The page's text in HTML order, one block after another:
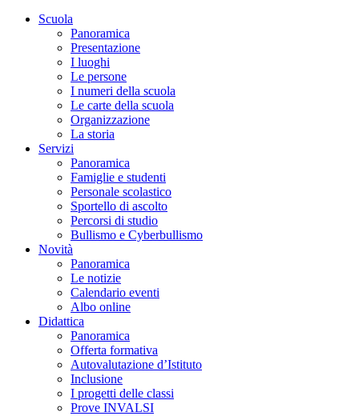
Scuola
Panoramica
Presentazione
I luoghi
Le persone
I numeri della scuola
Le carte della scuola
Organizzazione
La storia
Servizi
Panoramica
Famiglie e studenti
Personale scolastico
Sportello di ascolto
Percorsi di studio
Bullismo e Cyberbullismo
Novità
Panoramica
Le notizie
Calendario eventi
Albo online
Didattica
Panoramica
Offerta formativa
Autovalutazione d’Istituto
Inclusione
I progetti delle classi
Prove INVALSI